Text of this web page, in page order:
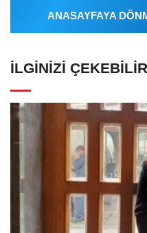
ANASAYFAYA
İLGINIZI ÇEKEBILIR